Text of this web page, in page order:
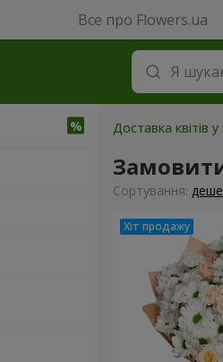
Все про Flowers.ua
Доставка квітів
Сортування: